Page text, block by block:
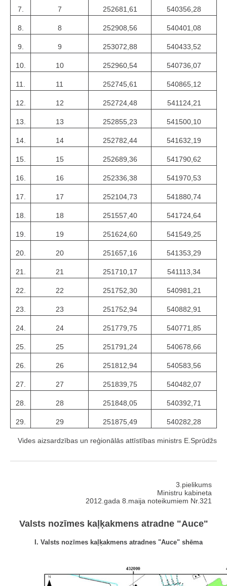
7. 7 252681,61 540356,28
8. 8 252908,56 540401,08
9. 9 253072,88 540433,52
10. 10 252960,54 540736,07
11. 11 252745,61 540865,12
12. 12 252724,48 541124,21
13. 13 252855,23 541500,10
14. 14 252782,44 541632,19
15. 15 252689,36 541790,62
16. 16 252336,38 541970,53
17. 17 252104,73 541880,74
18. 18 251557,40 541724,64
19. 19 251624,60 541549,25
20. 20 251657,16 541353,29
21. 21 251710,17 541113,34
22. 22 251752,30 540981,21
23. 23 251752,94 540882,91
24. 24 251779,75 540771,85
25. 25 251791,24 540678,66
26. 26 251812,94 540583,56
27. 27 251839,75 540482,07
28. 28 251848,05 540392,71
29. 29 251875,49 540282,28
Vides aizsardzības un reģionālās attīstības ministrs E.Sprūdžs
3.pielikums
Ministru kabineta
2012.gada 8.maija noteikumiem Nr.321
Valsts nozīmes kaļķakmens atradne "Auce"
I. Valsts nozīmes kaļķakmens atradnes "Auce" shēma